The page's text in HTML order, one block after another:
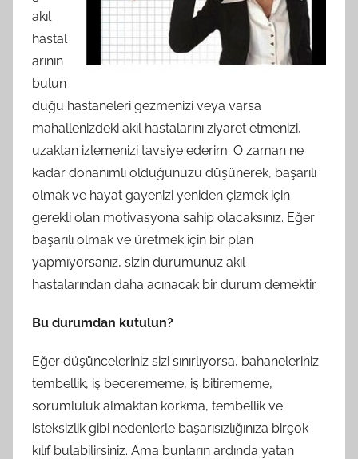
akıl
hastal
arının
bulun
duğu hastaneleri gezmenizi veya varsa
mahallenizdeki akıl hastalarını ziyaret etmenizi,
uzaktan izlemenizi tavsiye ederim. O zaman ne
kadar donanımlı olduğunuzu düşünerek, başarılı
olmak ve hayat gayenizi yeniden çizmek için
gerekli olan motivasyona sahip olacaksınız. Eğer
başarılı olmak ve üretmek için bir plan
yapmıyorsanız, sizin durumunuz akıl
hastalarından daha acınacak bir durum demektir.
Bu durumdan kutulun?
Eğer düşünceleriniz sizi sınırlıyorsa, bahaneleriniz
tembellik, iş becerememe, iş bitirememe,
sorumluluk almaktan korkma, tembellik ve
isteksizlik gibi nedenlerle başarısızlığınıza birçok
kılıf bulabilirsiniz. Ama bunların ardında yatan